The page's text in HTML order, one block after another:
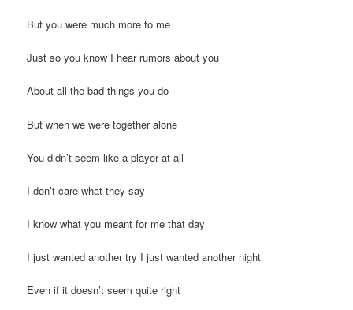
But you were much more to me
Just so you know I hear rumors about you
About all the bad things you do
But when we were together alone
You didn’t seem like a player at all
I don’t care what they say
I know what you meant for me that day
I just wanted another try I just wanted another night
Even if it doesn’t seem quite right